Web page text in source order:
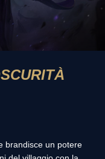
brandisce un potere